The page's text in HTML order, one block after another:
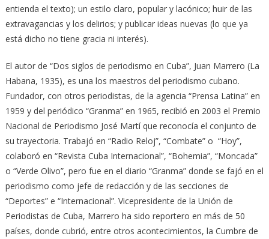
entienda el texto); un estilo claro, popular y lacónico; huir de las
extravagancias y los delirios; y publicar ideas nuevas (lo que ya
está dicho no tiene gracia ni interés).
El autor de “Dos siglos de periodismo en Cuba”, Juan Marrero (La
Habana, 1935), es una los maestros del periodismo cubano.
Fundador, con otros periodistas, de la agencia “Prensa Latina” en
1959 y del periódico “Granma” en 1965, recibió en 2003 el Premio
Nacional de Periodismo José Martí que reconocía el conjunto de
su trayectoria. Trabajó en “Radio Reloj”, “Combate” o “Hoy”,
colaboró en “Revista Cuba Internacional”, “Bohemia”, “Moncada”
o “Verde Olivo”, pero fue en el diario “Granma” donde se fajó en el
periodismo como jefe de redacción y de las secciones de
“Deportes” e “Internacional”. Vicepresidente de la Unión de
Periodistas de Cuba, Marrero ha sido reportero en más de 50
países, donde cubrió, entre otros acontecimientos, la Cumbre de